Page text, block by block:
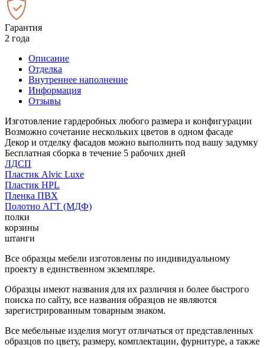
Гарантия
2 года
Описание
Отделка
Внутреннее наполнение
Информация
Отзывы
Изготовление гардеробных любого размера и конфигурации
Возможно сочетание нескольких цветов в одном фасаде
Декор и отделку фасадов можно выполнить под вашу задумку
Бесплатная сборка в течение 5 рабочих дней
ЛДСП
Пластик Alvic Luxe
Пластик HPL
Пленка ПВХ
Полотно АГТ (МДФ)
полки
корзины
штанги
Все образцы мебели изготовлены по индивидуальному
проекту в единственном экземпляре.
Образцы имеют названия для их различия и более быстрого
поиска по сайту, все названия образцов не являются
зарегистрированным товарным знаком.
Все мебельные изделия могут отличаться от представленных
образцов по цвету, размеру, комплектации, фурнитуре, а также